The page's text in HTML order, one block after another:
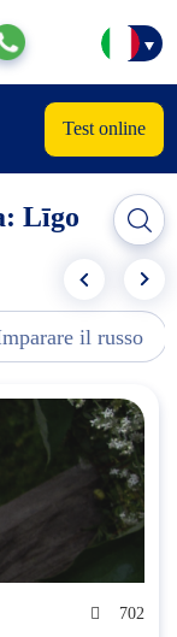
Test online
Līgo
il russo
702